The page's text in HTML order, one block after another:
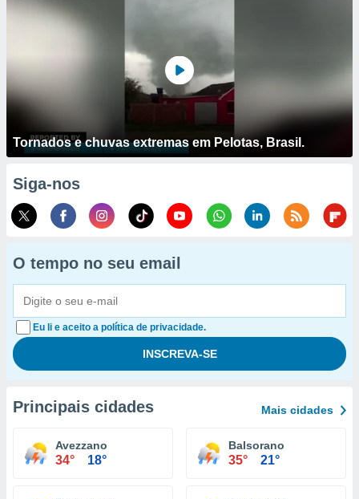
Tornados e chuvas extremas em Pelotas, Brasil.
Siga-nos
O tempo no seu email
Eu li e aceito a política de privacidade.
Principais cidades Mais cidades
Avezzano
34° 18°
Balsorano
35° 21°